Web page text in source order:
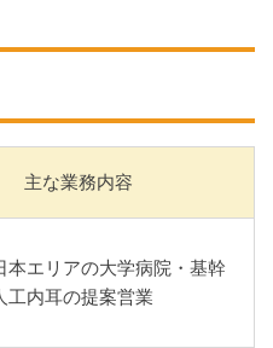
主な業務内容
本エリアの大学病院・基幹
工内耳の提案営業